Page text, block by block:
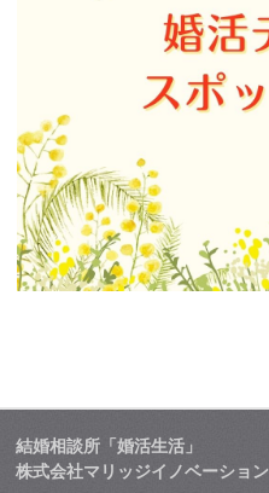
結婚相談所「婚活生活」
株式会社マリッジイノベーション